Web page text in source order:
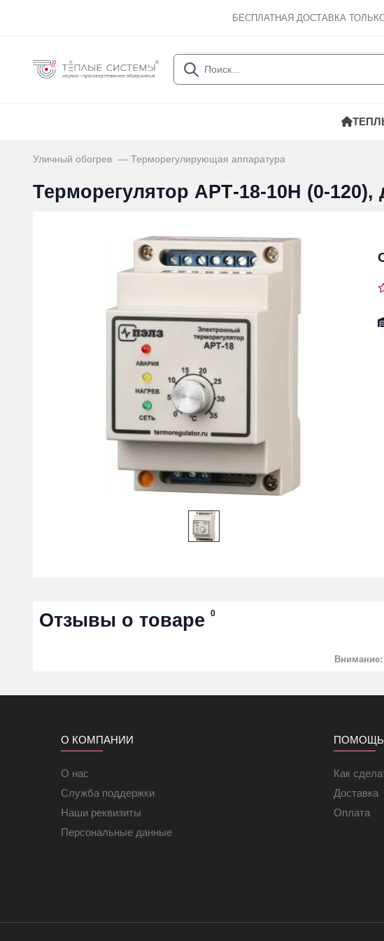
БЕСПЛАТНАЯ ДОСТАВКА
Уличный обогрев Терморегулирующая аппаратура
Терморегулятор AРТ-18-10H (0-120),
Отзывы о товаре 0
Внимание:
О КОМПАНИИ
О нас
Служба поддержки
Наши реквизиты
Персональные данные
ПОМОЩЬ
Как
Доставка
Оплата